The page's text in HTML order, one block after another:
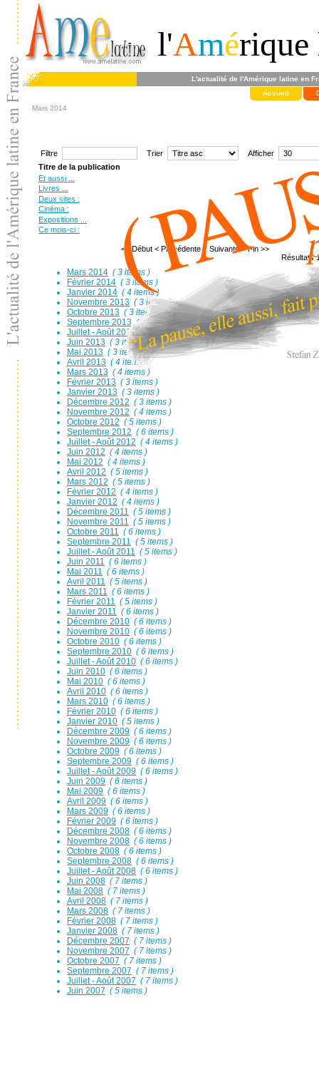
l'Amérique
L'actualité de l'Amérique latine en
Accueil
Mars 2014
Filtre Trier
Afficher
Titre de la publication
Et aussi ...
Livres ...
Deux sites :
Cinéma :
Expositions ...
Ce mois-ci :
<< Début < Précédente 1 Suivante > Fin >>
Résultats
Mars 2014 ( 3 items )
Février 2014 ( 3 items )
Janvier 2014 ( 4 items )
Novembre 2013 ( 3 items )
Octobre 2013 ( 3 items )
Septembre 2013 ( 3 items )
Juillet - Août 2013 ( 3 items )
Juin 2013 ( 3 items )
Mai 2013 ( 3 items )
Avril 2013 ( 4 items )
Mars 2013 ( 4 items )
Février 2013 ( 3 items )
Janvier 2013 ( 3 items )
Décembre 2012 ( 3 items )
Novembre 2012 ( 4 items )
Octobre 2012 ( 5 items )
Septembre 2012 ( 6 items )
Juillet - Août 2012 ( 4 items )
Juin 2012 ( 4 items )
Mai 2012 ( 4 items )
Avril 2012 ( 5 items )
Mars 2012 ( 5 items )
Février 2012 ( 4 items )
Janvier 2012 ( 4 items )
Décembre 2011 ( 5 items )
Novembre 2011 ( 5 items )
Octobre 2011 ( 6 items )
Septembre 2011 ( 5 items )
Juillet - Août 2011 ( 5 items )
Juin 2011 ( 6 items )
Mai 2011 ( 6 items )
Avril 2011 ( 5 items )
Mars 2011 ( 6 items )
Février 2011 ( 5 items )
Janvier 2011 ( 6 items )
Décembre 2010 ( 6 items )
Novembre 2010 ( 6 items )
Octobre 2010 ( 6 items )
Septembre 2010 ( 6 items )
Juillet - Août 2010 ( 6 items )
Juin 2010 ( 6 items )
Mai 2010 ( 6 items )
Avril 2010 ( 6 items )
Mars 2010 ( 6 items )
Février 2010 ( 6 items )
Janvier 2010 ( 5 items )
Décembre 2009 ( 6 items )
Novembre 2009 ( 6 items )
Octobre 2009 ( 6 items )
Septembre 2009 ( 6 items )
Juillet - Août 2009 ( 6 items )
Juin 2009 ( 6 items )
Mai 2009 ( 6 items )
Avril 2009 ( 6 items )
Mars 2009 ( 6 items )
Février 2009 ( 6 items )
Décembre 2008 ( 6 items )
Novembre 2008 ( 6 items )
Octobre 2008 ( 6 items )
Septembre 2008 ( 6 items )
Juillet - Août 2008 ( 6 items )
Juin 2008 ( 7 items )
Mai 2008 ( 7 items )
Avril 2008 ( 7 items )
Mars 2008 ( 7 items )
Février 2008 ( 7 items )
Janvier 2008 ( 7 items )
Décembre 2007 ( 7 items )
Novembre 2007 ( 7 items )
Octobre 2007 ( 7 items )
Septembre 2007 ( 7 items )
Juillet - Août 2007 ( 7 items )
Juin 2007 ( 5 items )